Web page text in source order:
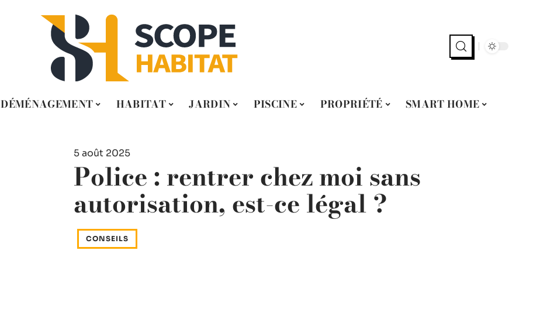
DÉMÉNAGEMENT HABITAT JARDIN PISCINE PROPRIÉTÉ SMART HOME
5 août 2025
Police : rentrer chez moi sans
autorisation, est-ce légal ?
CONSEILS